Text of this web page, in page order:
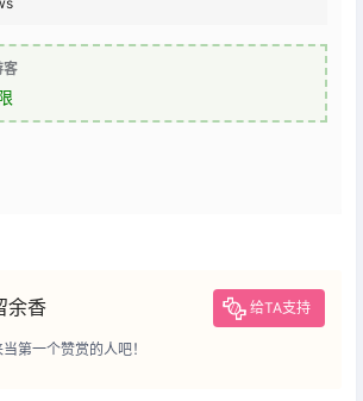
客
余香 给TA支持
第一个赞赏的人吧！